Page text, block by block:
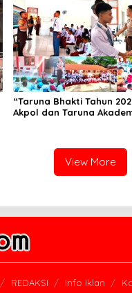
“Taruna Bhakti Tahun
Akpol dan Taruna
View More
REDAKSI Info Iklan